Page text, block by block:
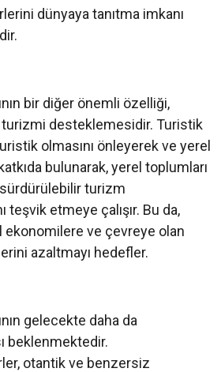
dünyaya tanıtma imkanı
bir diğer önemli özelliği,
desteklemesidir. Turistik
olmasını önleyerek ve yerel
bulunarak, yerel toplumları
turizm
teşvik etmeye çalışır. Bu da,
ve çevreye olan
azaltmayı hedefler.
gelecekte daha da
beklenmektedir.
otantik ve benzersiz